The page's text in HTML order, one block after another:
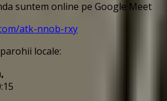
suntem online pe Google Meet
atk-nnob-rxy
locale: